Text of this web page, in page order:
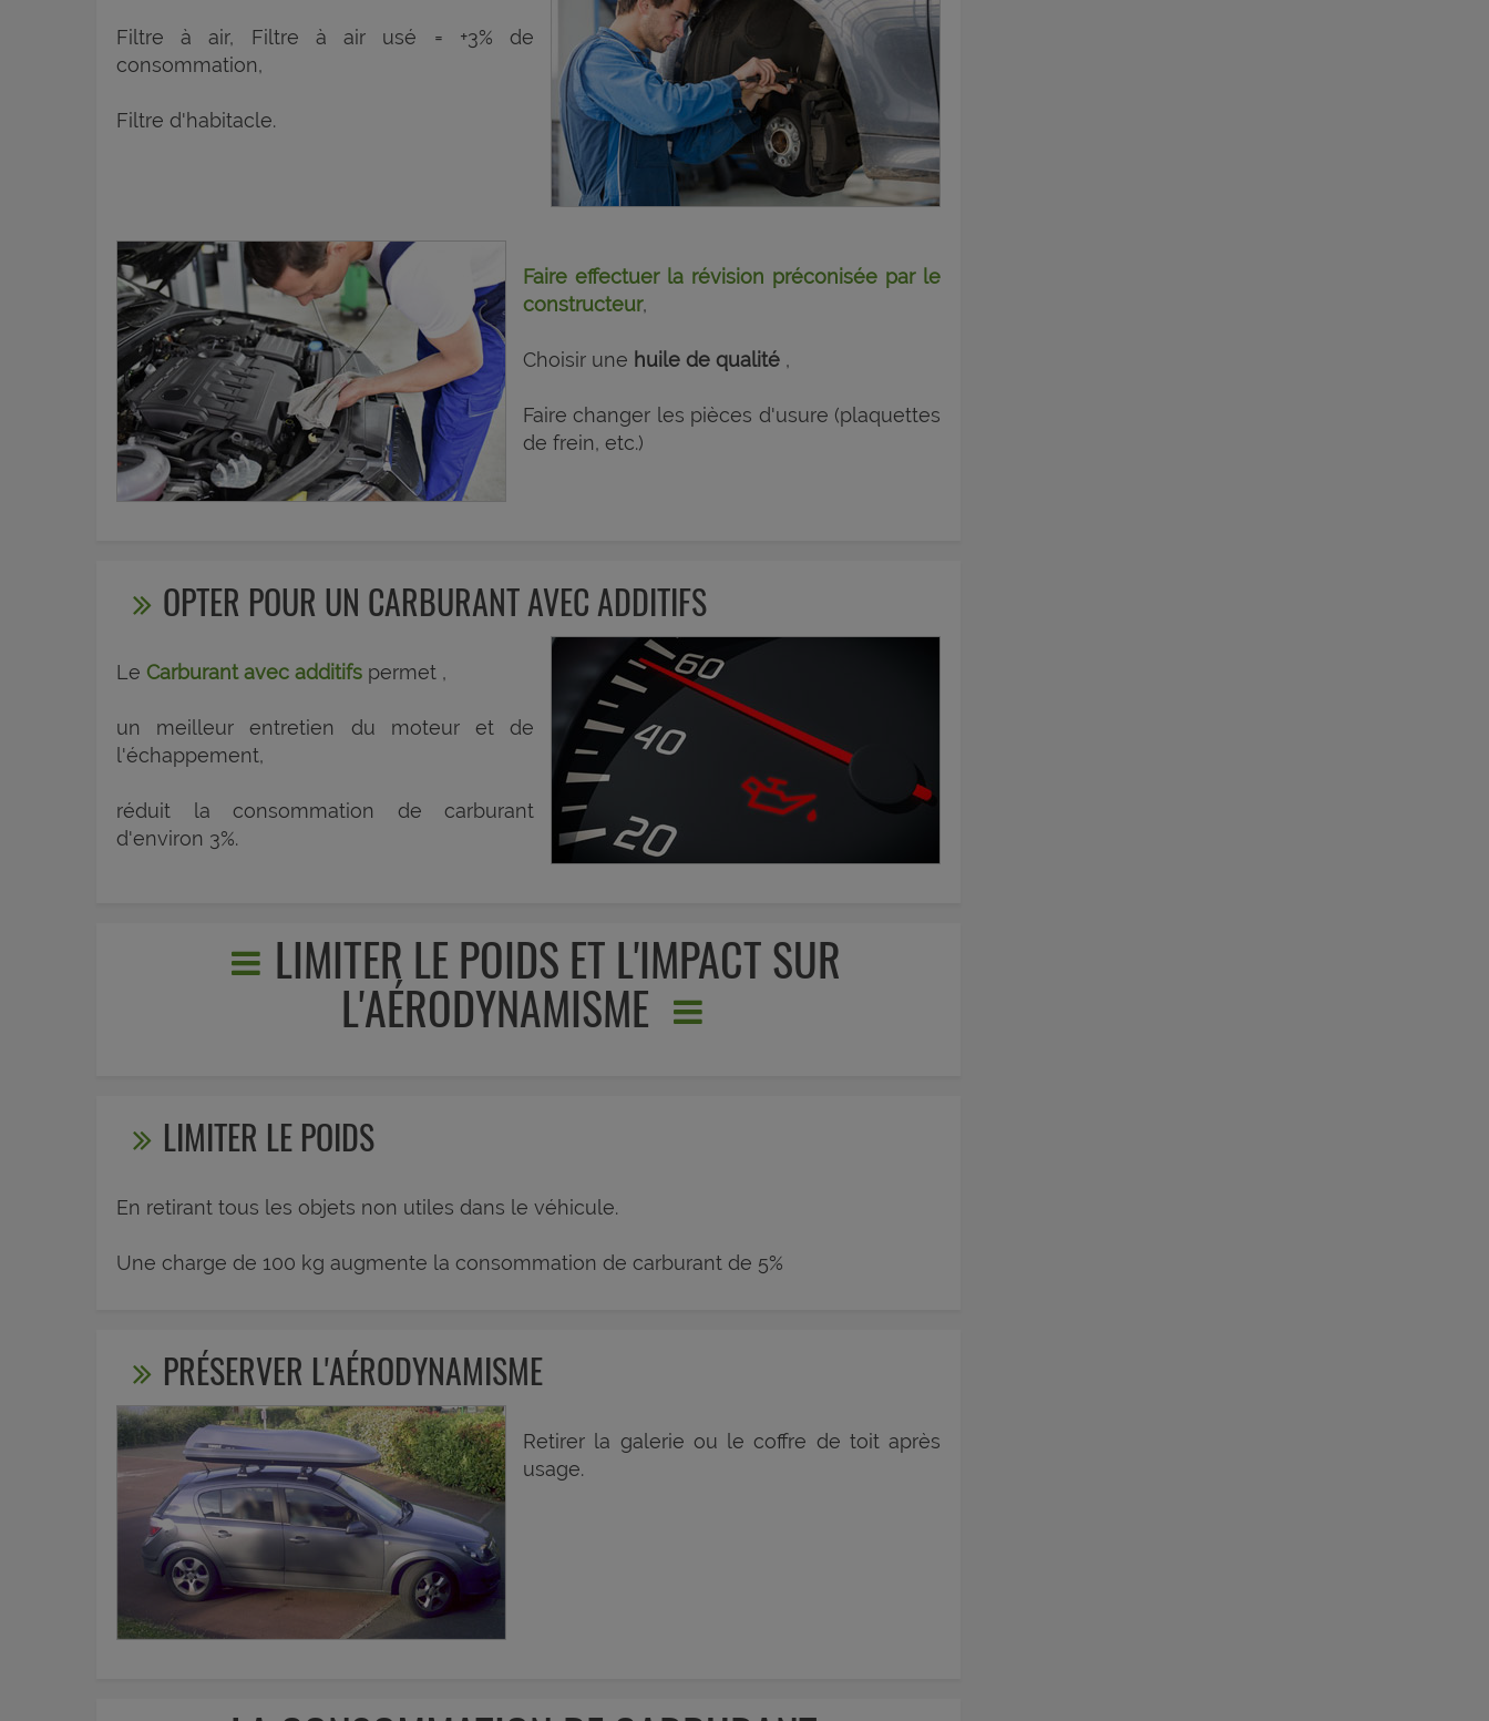
Filtre à air, Filtre à air usé = +3% de
consommation,
Filtre d'habitacle.
Faire effectuer la révision préconisée par le
constructeur,
Choisir une huile de qualité ,
Faire changer les pièces d'usure (plaquettes
de frein, etc.)
OPTER POUR UN CARBURANT AVEC ADDITIFS
Le Carburant avec additifs permet ,
un meilleur entretien du moteur et de
l'échappement,
réduit la consommation de carburant
d'environ 3%.
LIMITER LE POIDS ET L'IMPACT SUR
L'AÉRODYNAMISME
LIMITER LE POIDS
En retirant tous les objets non utiles dans le véhicule.
Une charge de 100 kg augmente la consommation de carburant de 5%
PRÉSERVER L'AÉRODYNAMISME
Retirer la galerie ou le coffre de toit après
usage.